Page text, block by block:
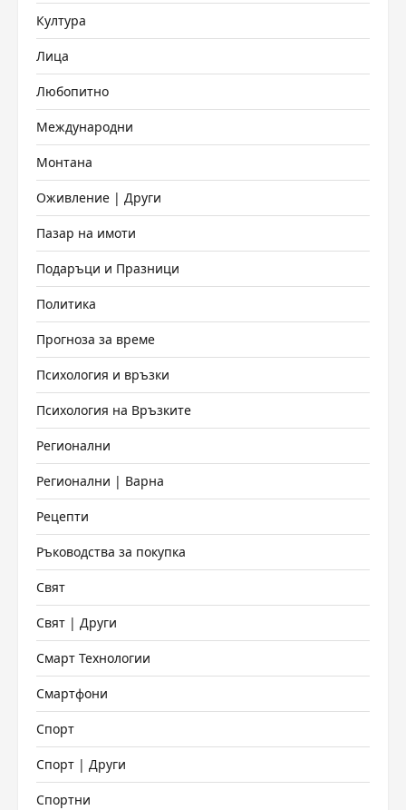
Култура
Лица
Любопитно
Международни
Монтана
Оживление | Други
Пазар на имоти
Подаръци и Празници
Политика
Прогноза за време
Психология и връзки
Психология на Връзките
Регионални
Регионални | Варна
Рецепти
Ръководства за покупка
Свят
Свят | Други
Смарт Технологии
Смартфони
Спорт
Спорт | Други
Спортни